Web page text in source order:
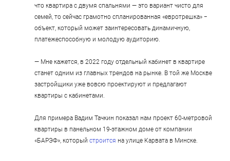
что квартира с двумя спальнями — это вариант чисто для
семей, то сейчас грамотно спланированная «евротрешка» −
объект, который может заинтересовать динамичную,
платежеспособную и молодую аудиторию.
— Мне кажется, в 2022 году отдельный кабинет в квартире
станет одним из главных трендов на рынке. В той же Москве
застройщики уже вовсю проектируют и предлагают
квартиры с кабинетами.
Для примера Вадим Тачкин показал нам проект 60-метровой
квартиры в панельном 19-этажном доме от компании
«БАРЭФ», который строится на улице Карвата в Минске.